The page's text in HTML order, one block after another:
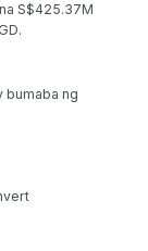
S$425.37M
bumaba ng